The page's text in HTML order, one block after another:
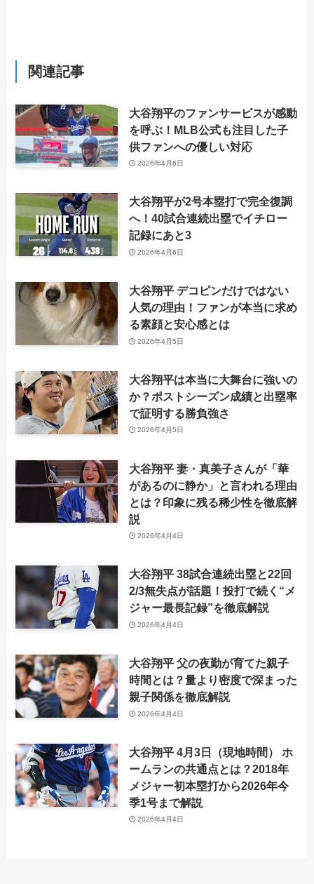
関連記事
大谷翔平のファンサービスが感動
を呼ぶ！MLB公式も注目した子
供ファンへの優しい対応
2026年4月6日
大谷翔平が2号本塁打で完全復調
へ！40試合連続出塁でイチロー
記録にあと3
2026年4月6日
大谷翔平 デコピンだけではない
人気の理由！ファンが本当に求め
る素顔と安心感とは
2026年4月5日
大谷翔平は本当に大舞台に強いの
か？ポストシーズン成績と出塁率
で証明する勝負強さ
2026年4月5日
大谷翔平 妻・真美子さんが「華
があるのに静か」と言われる理由
とは？印象に残る稀少性を徹底解
説
2026年4月4日
大谷翔平 38試合連続出塁と22回
2/3無失点が話題！投打で続く“メ
ジャー最長記録”を徹底解説
2026年4月4日
大谷翔平 父の夜勤が育てた親子
時間とは？量より密度で深まった
親子関係を徹底解説
2026年4月4日
大谷翔平 4月3日（現地時間） ホ
ームランの共通点とは？2018年
メジャー初本塁打から2026年今
季1号まで解説
2026年4月4日